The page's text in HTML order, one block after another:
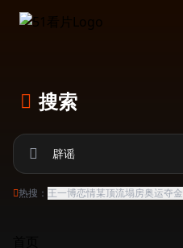
跳过导航
搜索
热搜： 王一博恋情某顶流塌房奥运夺金